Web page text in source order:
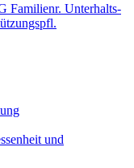
Familienr. Unterhalts-
und